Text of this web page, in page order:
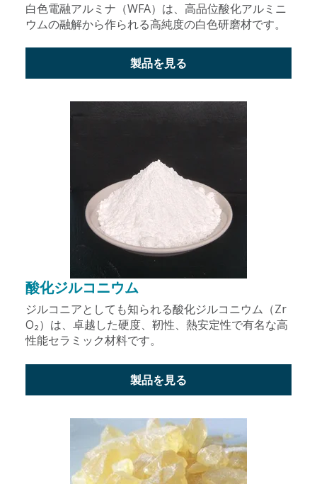
白色電融アルミナ（WFA）は、高品位酸化アルミニ
ウムの融解から作られる高純度の白色研磨材です。
製品を見る
酸化ジルコニウム
ジルコニアとしても知られる酸化ジルコニウム（Zr
O₂）は、卓越した硬度、靭性、熱安定性で有名な高
性能セラミック材料です。
製品を見る